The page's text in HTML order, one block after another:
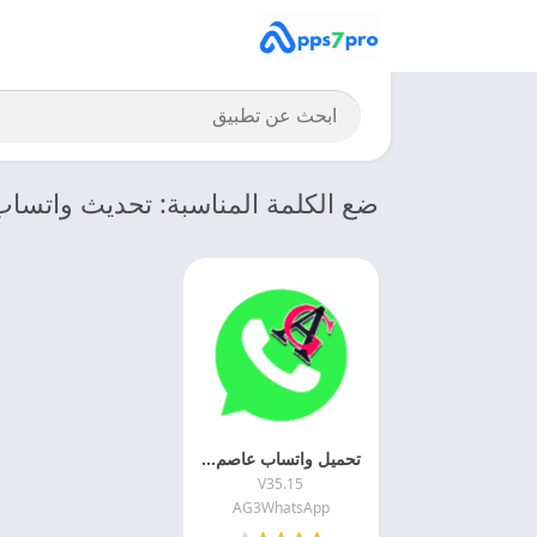
ضع الكلمة المناسبة: تحديث
تحميل واتساب عاصم محجوب الاخضر 2026 AG3WhatsApp اخر اصدار مجانا
V35.15
AG3WhatsApp